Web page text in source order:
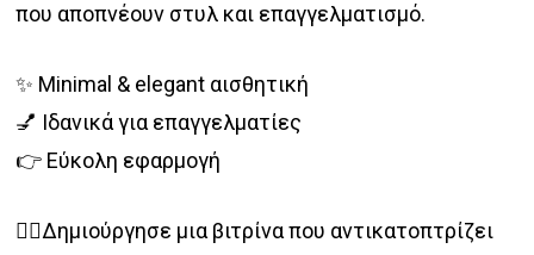
που αποπνέουν στυλ και επαγγελματισμό.
✨ Minimal & elegant αισθητική
💅 Ιδανικά για επαγγελματίες
👉 Εύκολη εφαρμογή
💇‍♀️Δημιούργησε μια βιτρίνα που αντικατοπτρίζει